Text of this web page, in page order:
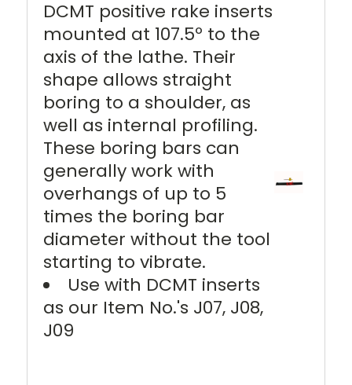
DCMT positive rake inserts
mounted at 107.5º to the
axis of the lathe. Their
shape allows straight
boring to a shoulder, as
well as internal profiling.
These boring bars can
generally work with
overhangs of up to 5
times the boring bar
diameter without the tool
starting to vibrate.
Use with DCMT inserts
as our Item No.'s J07, J08,
J09